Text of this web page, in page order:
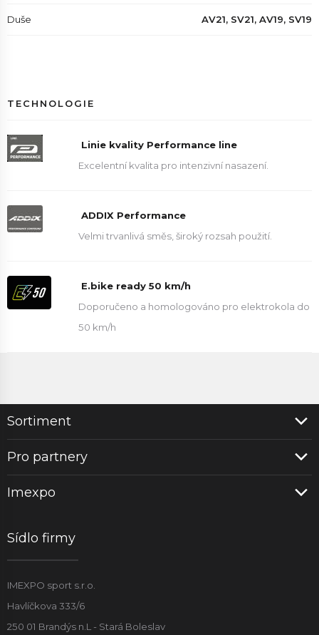
Duše AV21, SV21, AV19, SV19
TECHNOLOGIE
Linie kvality Performance line
Excelentní kvalita pro intenzivní nasazení.
ADDIX Performance
Velmi trvanlivá směs, široký rozsah použití.
E.bike ready 50 km/h
Doporučeno a homologováno pro elektrokola do
50 km/h
Sortiment
Pro partnery
Imexpo
Sídlo firmy
IMEXPO sport s.r.o.
Havlíčkova 333/6
250 01 Brandýs n.L - Stará Boleslav